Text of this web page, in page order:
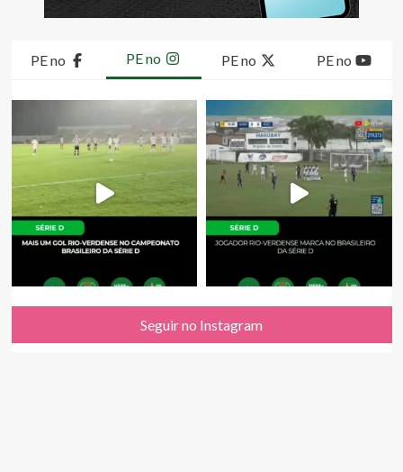
PE no PE no PE no PE no
Seguir no Instagram